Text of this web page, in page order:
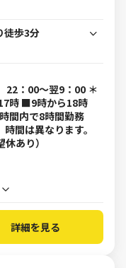
徒歩3分
22：00～翌9：00 ＊
時 ■9時から18時
内で8時間勤務
間は異なります。
あり）
詳細を見る